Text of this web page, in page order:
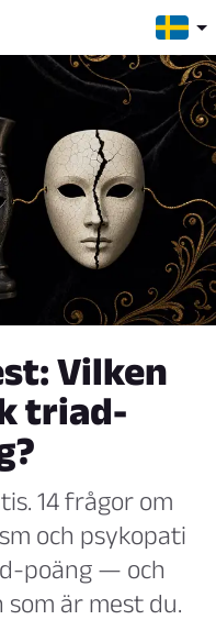
Vilken
triad-
14 frågor om
och psykopati
poäng — och
är mest du.